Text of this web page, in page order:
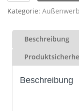
Kategorie:
Beschreibung
Beschreibung